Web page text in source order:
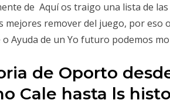
de Aquí os traigo una lista de
mejores remover del juego, por eso
o Ayuda de un Yo futuro podemos
de Oporto
Cale hasta ls